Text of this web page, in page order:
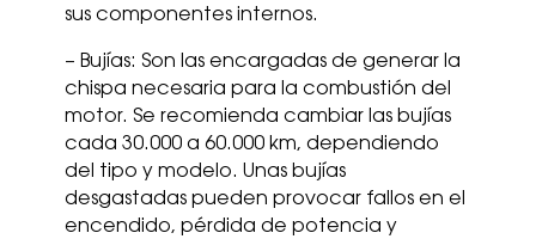
sus componentes internos.
– Bujías: Son las encargadas de generar la
chispa necesaria para la combustión del
motor. Se recomienda cambiar las bujías
cada 30.000 a 60.000 km, dependiendo
del tipo y modelo. Unas bujías
desgastadas pueden provocar fallos en el
encendido, pérdida de potencia y